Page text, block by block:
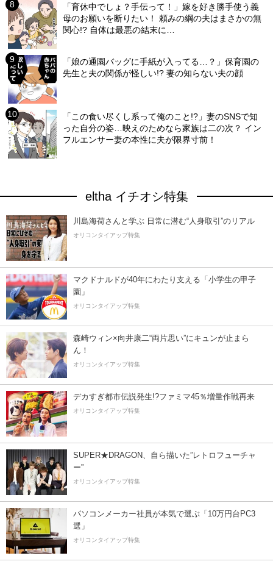
「育休中でしょ？手伝って！」嫁を好き勝手使う義
母のお願いを断りたい！ 頼みの綱の夫はまさかの無
関心!? 自体は最悪の結末に…
「娘の通園バッグに手紙が入ってる…？」保育園の
先生と夫の関係が怪しい!? 妻の知らない夫の顔
「この食い尽くし系って俺のこと!?」妻のSNSで知
った自分の姿…映えのためなら家族は二の次？ イン
フルエンサー妻の本性に夫が限界寸前！
eltha イチオシ特集
川島海荷さんと学ぶ 日常に潜む“人身取引”のリアル
オリコンタイアップ特集
マクドナルドが40年にわたり支える「小学生の甲子
園」
オリコンタイアップ特集
森崎ウィン×向井康二“両片思い”にキュンが止まら
ん！
オリコンタイアップ特集
デカすぎ都市伝説発生!?ファミマ45％増量作戦再来
オリコンタイアップ特集
SUPER★DRAGON、自ら描いた”レトロフューチャ
ー”
オリコンタイアップ特集
パソコンメーカー社員が本気で選ぶ「10万円台PC3
選」
オリコンタイアップ特集